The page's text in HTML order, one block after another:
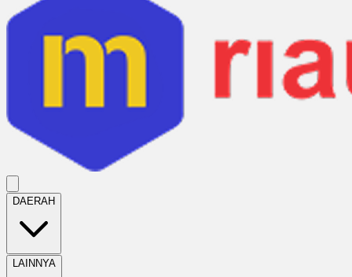
DAERAH
LAINNYA